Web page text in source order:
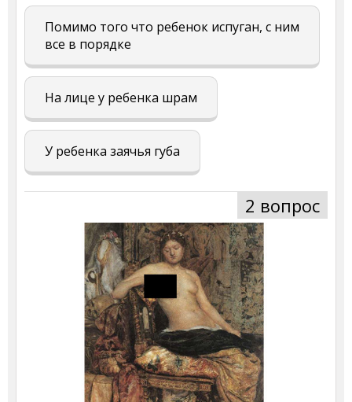
Помимо того что ребенок испуган, с ним
все в порядке
На лице у ребенка шрам
У ребенка заячья губа
2 вопрос